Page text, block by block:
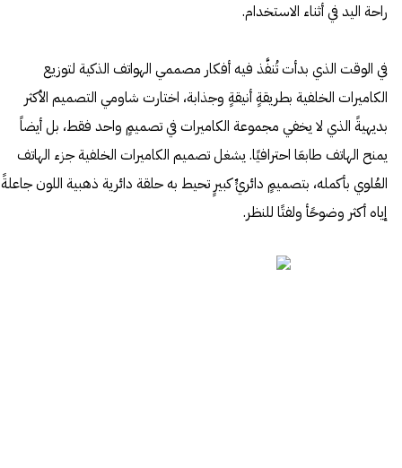
راحة اليد في أثناء الاستخدام.
في الوقت الذي بدأت تُنفَّذ فيه أفكار مصممي الهواتف الذكية لتوزيع
الكاميرات الخلفية بطريقةٍ أنيقةٍ وجذابة، اختارت شاومي التصميم الأكثر
بديهيةً الذي لا يخفي مجموعة الكاميرات في تصميمٍ واحد فقط، بل أيضاً
يمنح الهاتف طابعَا احترافيًا. يشغل تصميم الكاميرات الخلفية جزء الهاتف
العُلوي بأكمله، بتصميمٍ دائريٍّ كبيرٍ تحيط به حلقة دائرية ذهبية اللون جاعلةً
إياه أكثر وضوحًأ ولفتًا للنظر.